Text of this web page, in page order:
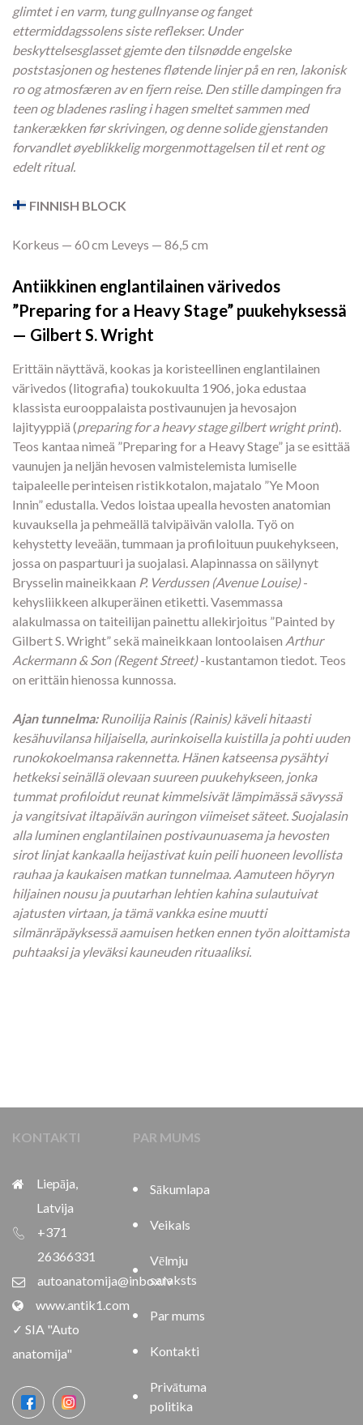
glimtet i en varm, tung gullnyanse og fanget
ettermiddagssolens siste reflekser. Under
beskyttelsesglasset gjemte den tilsnødde engelske
poststasjonen og hestenes fløtende linjer på en ren, lakonisk
ro og atmosfæren av en fjern reise. Den stille dampingen fra
teen og bladenes rasling i hagen smeltet sammen med
tankerækken før skrivingen, og denne solide gjenstanden
forvandlet øyeblikkelig morgenmottagelsen til et rent og
edelt ritual.
FINNISH BLOCK
Korkeus — 60 cm Leveys — 86,5 cm
Antiikkinen englantilainen värivedos
”Preparing for a Heavy Stage” puukehyksessä
— Gilbert S. Wright
Erittäin näyttävä, kookas ja koristeellinen englantilainen
värivedos (litografia) toukokuulta 1906, joka edustaa
klassista eurooppalaista postivaunujen ja hevosajon
lajityyppiä (preparing for a heavy stage gilbert wright print).
Teos kantaa nimeä ”Preparing for a Heavy Stage” ja se esittää
vaunujen ja neljän hevosen valmistelemista lumiselle
taipaleelle perinteisen ristikkotalon, majatalo ”Ye Moon
Innin” edustalla. Vedos loistaa upealla hevosten anatomian
kuvauksella ja pehmeällä talvipäivän valolla. Työ on
kehystetty leveään, tummaan ja profiloituun puukehykseen,
jossa on paspartuuri ja suojalasi. Alapinnassa on säilynyt
Brysselin maineikkaan P. Verdussen (Avenue Louise)-
kehysliikkeen alkuperäinen etiketti. Vasemmassa
alakulmassa on taiteilijan painettu allekirjoitus ”Painted by
Gilbert S. Wright” sekä maineikkaan lontoolaisen Arthur
Ackermann & Son (Regent Street)-kustantamon tiedot. Teos
on erittäin hienossa kunnossa.
Ajan tunnelma: Runoilija Rainis (Rainis) käveli hitaasti
kesähuvilansa hiljaisella, aurinkoisella kuistilla ja pohti uuden
runokokoelmansa rakennetta. Hänen katseensa pysähtyi
hetkeksi seinällä olevaan suureen puukehykseen, jonka
tummat profiloidut reunat kimmelsivät lämpimässä sävyssä
ja vangitsivat iltapäivän auringon viimeiset säteet. Suojalasin
alla luminen englantilainen postivaunuasema ja hevosten
sirot linjat kankaalla heijastivat kuin peili huoneen levollista
rauhaa ja kaukaisen matkan tunnelmaa. Aamuteen höyryn
hiljainen nousu ja puutarhan lehtien kahina sulautuivat
ajatusten virtaan, ja tämä vankka esine muutti
silmänräpäyksessä aamuisen hetken ennen työn aloittamista
puhtaaksi ja yleväksi kauneuden rituaaliksi.
KONTAKTI
Liepāja,
Latvija
+371
26366331
autoanatomija@inbox.lv
www.antik1.com
✓ SIA "Auto
anatomija"
PAR MUMS
Sākumlapa
Veikals
Vēlmju
saraksts
Par mums
Kontakti
Privātuma
politika